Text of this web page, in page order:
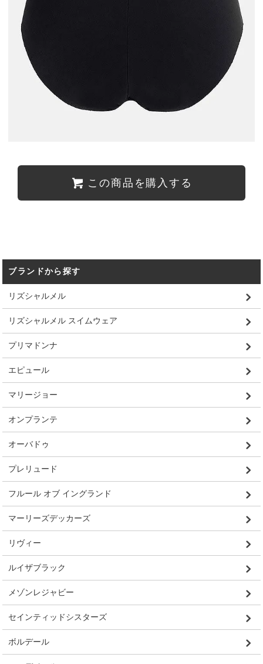
この商品を購入する
ブランドから探す
リズシャルメル
リズシャルメル スイムウェア
プリマドンナ
エピュール
マリージョー
オンプランテ
オーバドゥ
プレリュード
フルール オブ イングランド
マーリーズデッカーズ
リヴィー
ルイザブラック
メゾンレジャビー
セインティッドシスターズ
ボルデール